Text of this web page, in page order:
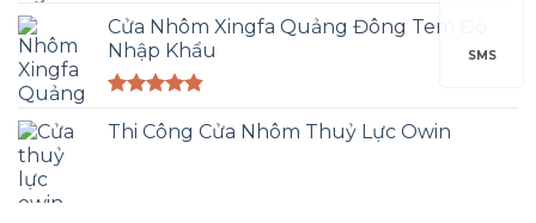
hạng5.00
5 sao
Cửa Nhôm Xingfa Quảng Đông Tem Đỏ
Nhập Khẩu
hạng4.83
Thi Công Cửa Nhôm Thuỷ Lực Owin
SMS